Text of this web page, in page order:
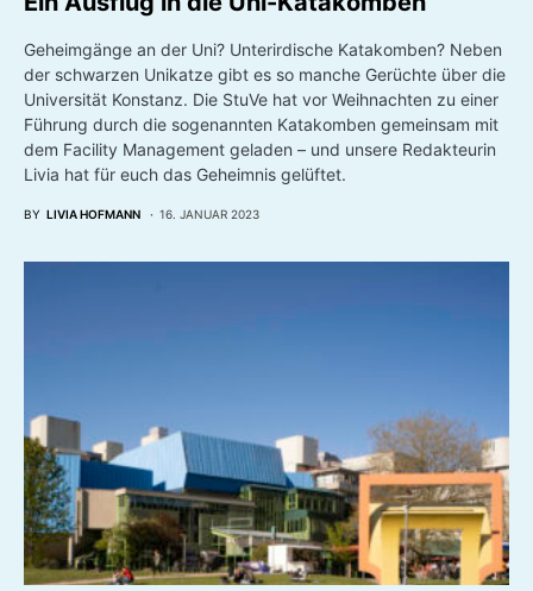
Geheimgänge an der Uni? Unterirdische Katakomben? Neben
der schwarzen Unikatze gibt es so manche Gerüchte über die
Universität Konstanz. Die StuVe hat vor Weihnachten zu einer
Führung durch die sogenannten Katakomben gemeinsam mit
dem Facility Management geladen – und unsere Redakteurin
Livia hat für euch das Geheimnis gelüftet.
BY LIVIA HOFMANN 16. JANUAR 2023